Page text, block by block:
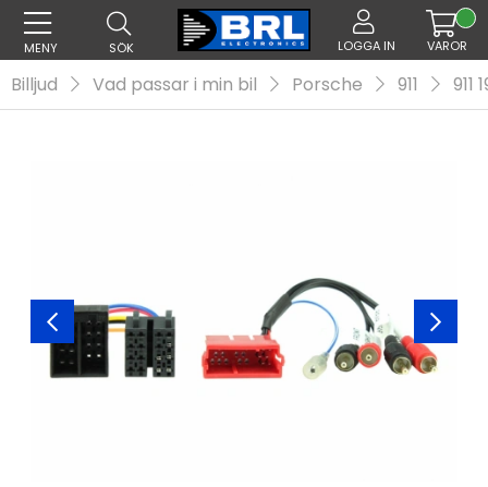
MENY SÖK LOGGA IN VAROR
Billjud Vad passar i min bil Porsche 911 911